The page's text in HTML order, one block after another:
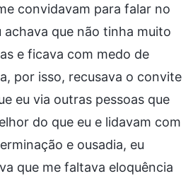
convidavam para falar no
achava que não tinha muito
e ficava com medo de
por isso, recusava o convite
eu via outras pessoas que
do que eu e lidavam com
e ousadia, eu
que me faltava eloquência